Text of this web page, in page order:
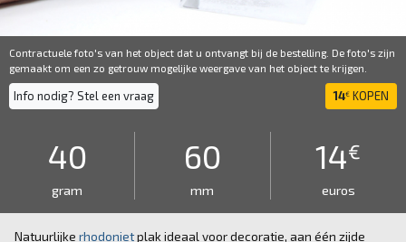
Contractuele foto's van het object dat u ontvangt bij de bestelling. De foto's zijn
gemaakt om een ​​zo getrouw mogelijke weergave van het object te krijgen.
Info nodig? Stel een vraag 14€ KOPEN
40
gram
60
mm
14€
euros
Natuurlijke rhodonietplak ideaal voor decoratie, aan één zijde